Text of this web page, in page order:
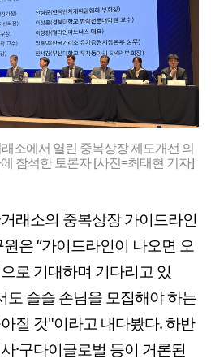
소에서 열린 중복상장 제도개선 의
참석한 토론자 [사진=최태현 기자]
래소의 중복상장 가이드라인
은 “가이드라인이 나오면 오
로 기대하며 기다리고 있
도 슬슬 손님을 모집해야 하는
질 것"이라고 내다봤다. 하반
·구다이글로벌 등이 거론된